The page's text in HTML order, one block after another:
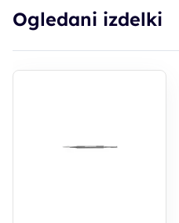
Ogledani izdelki